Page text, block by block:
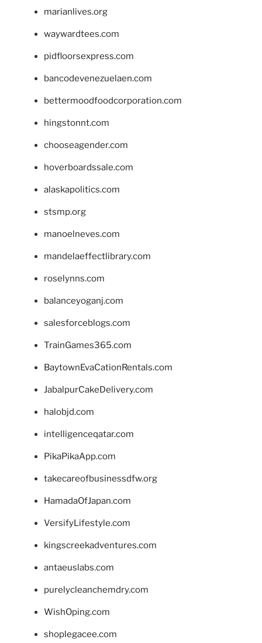
marianlives.org
waywardtees.com
pidfloorsexpress.com
bancodevenezuelaen.com
bettermoodfoodcorporation.com
hingstonnt.com
chooseagender.com
hoverboardssale.com
alaskapolitics.com
stsmp.org
manoelneves.com
mandelaeffectlibrary.com
roselynns.com
balanceyoganj.com
salesforceblogs.com
TrainGames365.com
BaytownEvaCationRentals.com
JabalpurCakeDelivery.com
halobjd.com
intelligenceqatar.com
PikaPikaApp.com
takecareofbusinessdfw.org
HamadaOfJapan.com
VersifyLifestyle.com
kingscreekadventures.com
antaeuslabs.com
purelycleanchemdry.com
WishOping.com
shoplegacee.com